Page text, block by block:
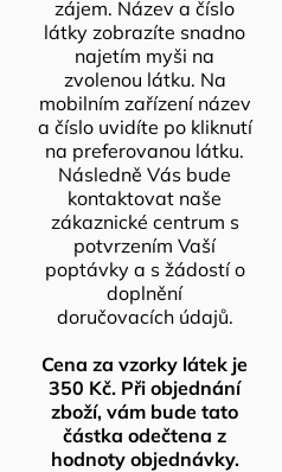
zájem. Název a číslo
látky zobrazíte snadno
najetím myši na
zvolenou látku. Na
mobilním zařízení název
a číslo uvidíte po kliknutí
na preferovanou látku.
Následně Vás bude
kontaktovat naše
zákaznické centrum s
potvrzením Vaší
poptávky a s žádostí o
doplnění
doručovacích údajů.
Cena za vzorky látek je
350 Kč. Při objednání
zboží, vám bude tato
částka odečtena z
hodnoty objednávky.